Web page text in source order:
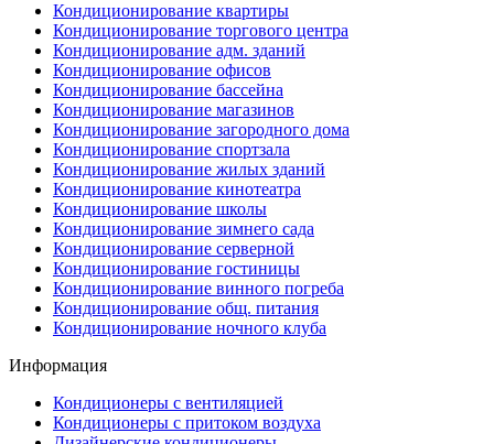
Кондиционирование квартиры
Кондиционирование торгового центра
Кондиционирование адм. зданий
Кондиционирование офисов
Кондиционирование бассейна
Кондиционирование магазинов
Кондиционирование загородного дома
Кондиционирование спортзала
Кондиционирование жилых зданий
Кондиционирование кинотеатра
Кондиционирование школы
Кондиционирование зимнего сада
Кондиционирование серверной
Кондиционирование гостиницы
Кондиционирование винного погреба
Кондиционирование общ. питания
Кондиционирование ночного клуба
Информация
Кондиционеры с вентиляцией
Кондиционеры с притоком воздуха